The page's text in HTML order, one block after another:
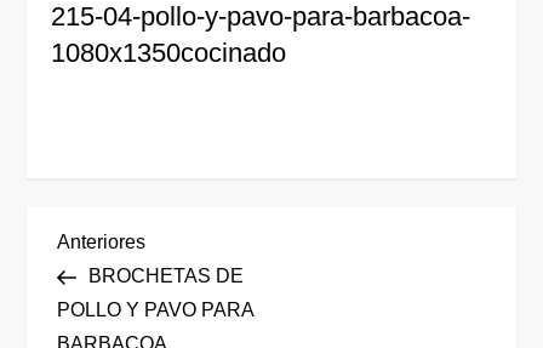
215-04-pollo-y-pavo-para-barbacoa-
1080x1350cocinado
N
a
Entrada
anterior
Anteriores
BROCHETAS DE
POLLO Y PAVO PARA
BARBACOA